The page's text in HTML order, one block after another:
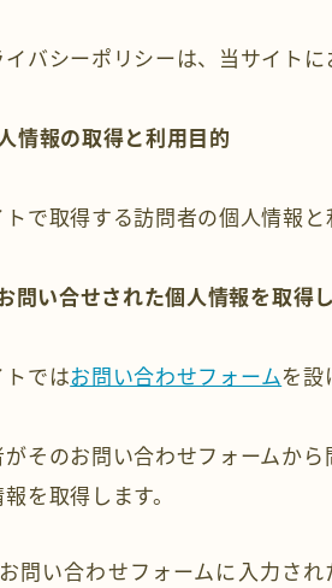
バシーポリシーは、当サイトに
情報の取得と利用目的
トで取得する訪問者の個人情報と
問い合せされた個人情報を取得し
トではお問い合わせフォームを設
がそのお問い合わせフォームか
を取得します。
お問い合わせフォームに入力され